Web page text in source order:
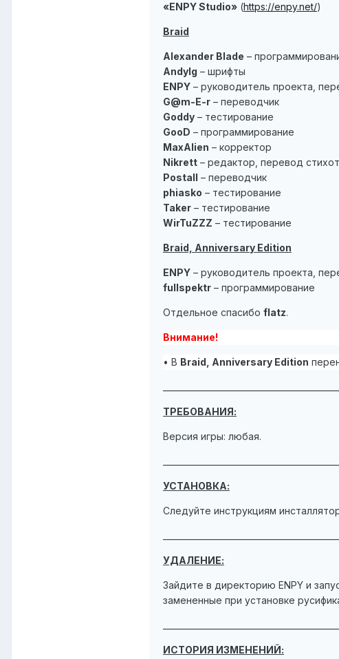
«ENPY Studio» (https://enpy.net/)
Braid
Alexander Blade –
Andylg – шрифты
ENPY – руководитель проекта,
G@m-E-r – переводчик
Goddy – тестирование
GooD – программирование
MaxAlien – корректор
Nikrett – редактор, перевод
Postall – переводчик
phiasko – тестирование
Taker – тестирование
WirTuZZZ – тестирование
Braid, Anniversary Edition
ENPY – руководитель проекта,
fullspektr – программирование
Отдельное спасибо flatz.
Внимание!
• В Braid, Anniversary Edition
ТРЕБОВАНИЯ:
Версия игры: любая.
УСТАНОВКА:
Следуйте инструкциям
УДАЛЕНИЕ:
Зайдите в директорию ENPY и
замененные при установке
ИСТОРИЯ ИЗМЕНЕНИЙ: